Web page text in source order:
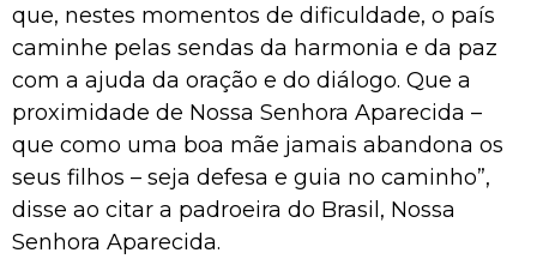
que, nestes momentos de dificuldade, o país
caminhe pelas sendas da harmonia e da paz
com a ajuda da oração e do diálogo. Que a
proximidade de Nossa Senhora Aparecida –
que como uma boa mãe jamais abandona os
seus filhos – seja defesa e guia no caminho”,
disse ao citar a padroeira do Brasil, Nossa
Senhora Aparecida.